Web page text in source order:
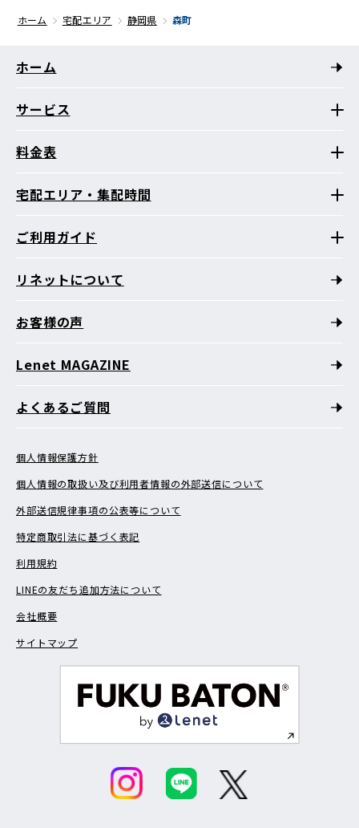
ホーム 宅配エリア 静岡県 森町
ホーム
サービス
料金表
宅配エリア・集配時間
ご利用ガイド
リネットについて
お客様の声
Lenet MAGAZINE
よくあるご質問
個人情報保護方針
個人情報の取扱い及び利用者情報の外部送信について
外部送信規律事項の公表等について
特定商取引法に基づく表記
利用規約
LINEの友だち追加方法について
会社概要
サイトマップ